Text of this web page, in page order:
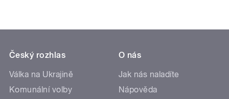
Český rozhlas
Válka na Ukrajině
Komunální volby
O nás
Jak nás naladíte
Nápověda